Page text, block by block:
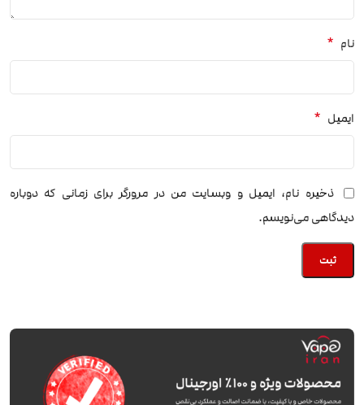
نام *
ایمیل *
ذخیره نام، ایمیل و وبسایت من در مرورگر برای زمانی که دوباره
دیدگاهی می‌نویسم.